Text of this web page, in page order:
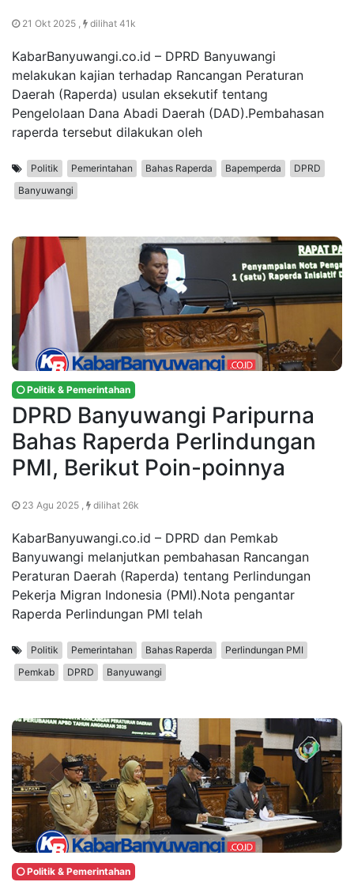
21 Okt 2025 , dilihat 41k
KabarBanyuwangi.co.id – DPRD Banyuwangi
melakukan kajian terhadap Rancangan Peraturan
Daerah (Raperda) usulan eksekutif tentang
Pengelolaan Dana Abadi Daerah (DAD).Pembahasan
raperda tersebut dilakukan oleh
Politik Pemerintahan Bahas Raperda Bapemperda
DPRD
Banyuwangi
Politik & Pemerintahan
DPRD Banyuwangi Paripurna
Bahas Raperda Perlindungan
PMI, Berikut Poin-poinnya
23 Agu 2025 , dilihat 26k
KabarBanyuwangi.co.id – DPRD dan Pemkab
Banyuwangi melanjutkan pembahasan Rancangan
Peraturan Daerah (Raperda) tentang Perlindungan
Pekerja Migran Indonesia (PMI).Nota pengantar
Raperda Perlindungan PMI telah
Politik Pemerintahan Bahas Raperda
Perlindungan PMI
Pemkab
DPRD Banyuwangi
Politik & Pemerintahan